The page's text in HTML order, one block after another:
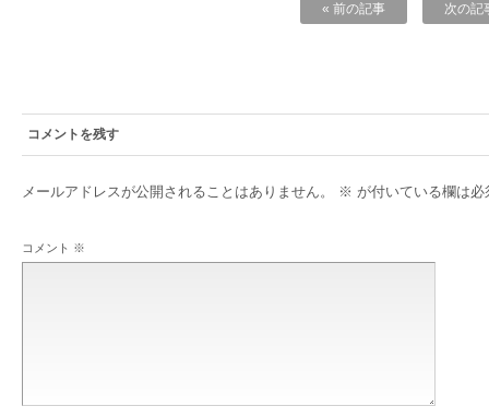
« 前の記事 次の記
コメントを残す
メールアドレスが公開されることはありません。 ※ が付いている欄は必
コメント ※